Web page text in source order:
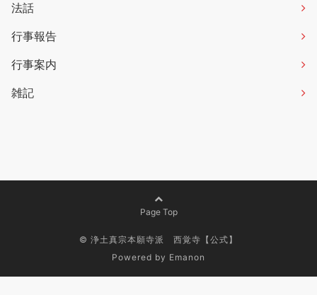
法話
行事報告
行事案内
雑記
Page Top
© 浄土真宗本願寺派 西覚寺【公式】
Powered by Emanon